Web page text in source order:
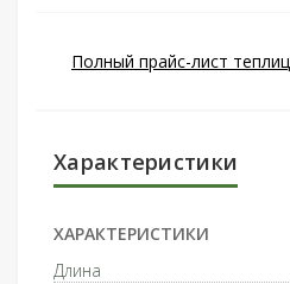
Полный прайс-лист теплиц
Характеристики
ХАРАКТЕРИСТИКИ
Длина